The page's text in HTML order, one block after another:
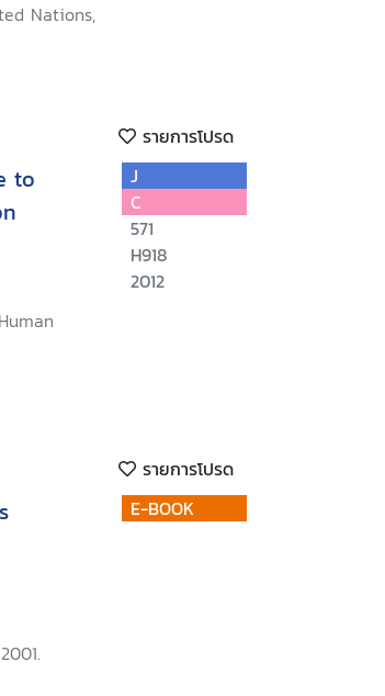
Nations,
รายการโปรด
to
J
C
571
H918
2012
รายการโปรด
E-BOOK